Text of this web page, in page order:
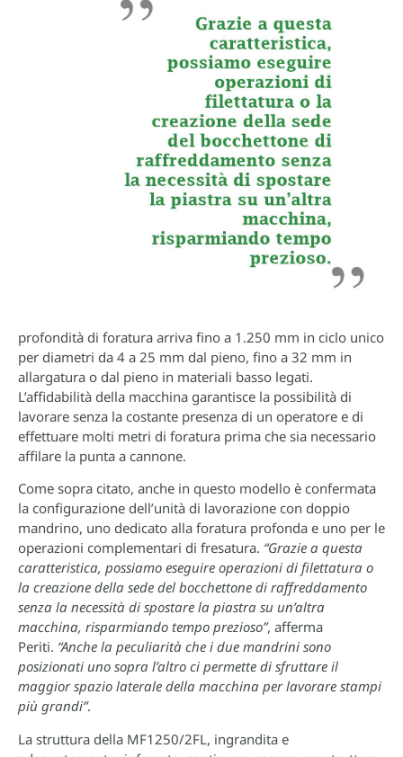
profondità di foratura arriva fino a 1.250 mm in ciclo unico
per diametri da 4 a 25 mm dal pieno, fino a 32 mm in
allargatura o dal pieno in materiali basso legati.
L’affidabilità della macchina garantisce la possibilità di
lavorare senza la costante presenza di un operatore e di
effettuare molti metri di foratura prima che sia necessario
affilare la punta a cannone.
Come sopra citato, anche in questo modello è confermata
la configurazione dell’unità di lavorazione con doppio
mandrino, uno dedicato alla foratura profonda e uno per le
operazioni complementari di fresatura. “Grazie a questa
caratteristica, possiamo eseguire operazioni di filettatura o
la creazione della sede del bocchettone di raffreddamento
senza la necessità di spostare la piastra su un’altra
macchina, risparmiando tempo prezioso”, afferma
Periti. “Anche la peculiarità che i due mandrini sono
posizionati uno sopra l’altro ci permette di sfruttare il
maggior spazio laterale della macchina per lavorare stampi
più grandi”.
La struttura della MF1250/2FL, ingrandita e